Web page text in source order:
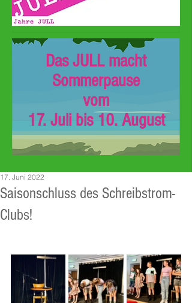
Das JULL macht
Sommerpause
vom
17. Juli bis 10. August
Saisonschluss des Schreibstrom-
Clubs!
17. Juni 2022